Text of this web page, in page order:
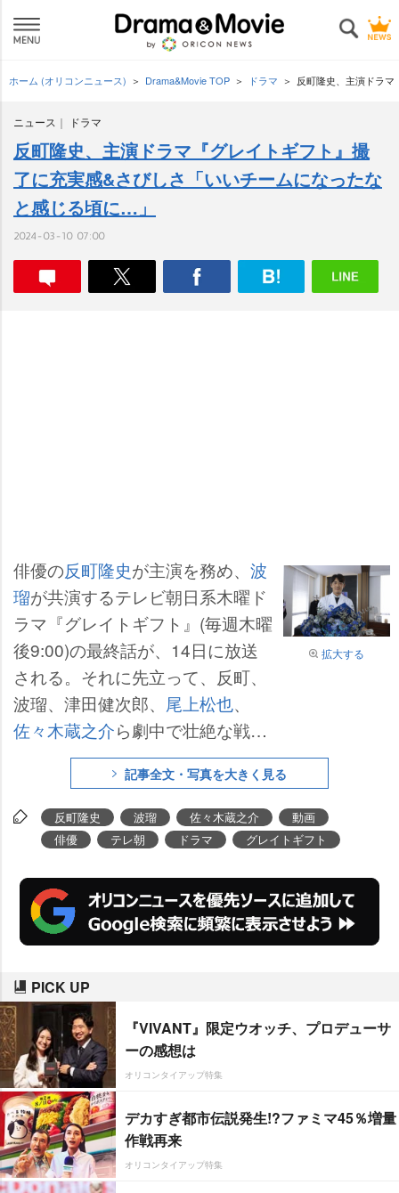
ホーム (オリコンニュース) Drama&Movie TOP ドラマ 反町隆史、主演ドラ
ニュース ドラマ
反町隆史、主演ドラマ『グレイトギフト』撮
了に充実感&さびしさ「いいチームになったな
と感じる頃に…」
2024-03-10 07:00
拡大する
俳優の反町隆史が主演を務め、 波
瑠が共演するテレビ朝日系木曜ド
ラマ『グレイトギフト』(毎週木曜
後9:00)の最終話が、14日に放送
される。それに先立って、反町、
波瑠、津田健次郎、 尾上松也、
佐々木蔵之介ら劇中で壮絶な戦い
を繰り広げてきたレギュラー出演
者たちが、撮影最終日を迎えた。
記事全文・写真を大きく見る
反町隆史 波瑠 佐々木蔵之介
動画
俳優
テレ朝 ドラマ グレイトギフト
PICK UP
『VIVANT』限定ウオッチ、プロデューサ
ーの感想は
オリコンタイアップ特集
デカすぎ都市伝説発生!?ファミマ45％増量
作戦再来
オリコンタイアップ特集